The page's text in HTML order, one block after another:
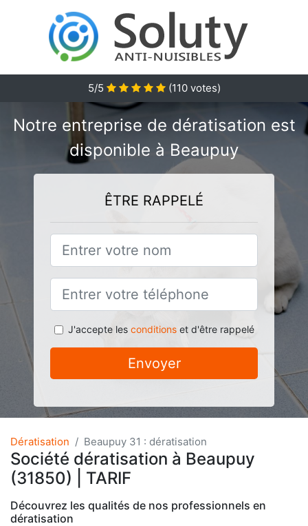
5/5 (110votes)
Notre entreprise de dératisation est
disponible à Beaupuy
ÊTRE RAPPELÉ
J'accepte les conditionset d'être rappelé
Envoyer
Dératisation Beaupuy 31 : dératisation
Société dératisation à Beaupuy
(31850) | TARIF
Découvrez les qualités de nos professionnels en
dératisation